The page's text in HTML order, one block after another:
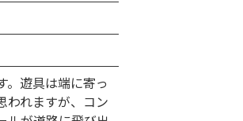
。遊具は端に寄っ
われますが、コン